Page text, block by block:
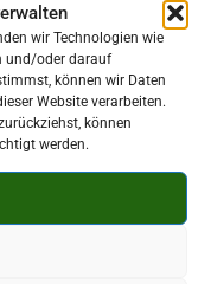
wir Technologien wie
und/oder darauf
können wir Daten
Website verarbeiten.
können
werden.